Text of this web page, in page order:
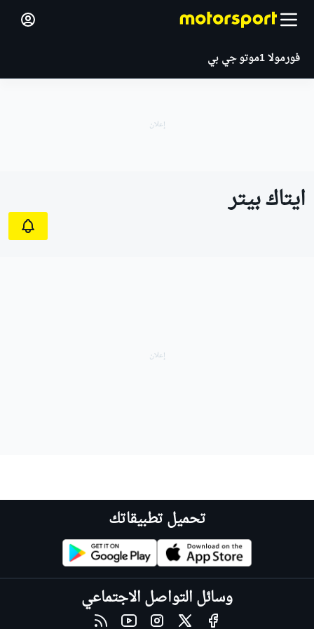
فورمولا 1 موتو جي بي
ايتاك بيتر
تحميل تطبيقاتك
وسائل التواصل الاجتماعي